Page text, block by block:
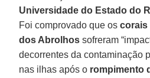
Universidade do Estado do
Foi comprovado que oscorais
dos Abrolhos sofreram
decorrentes da contaminação
nas ilhas após o rompimento